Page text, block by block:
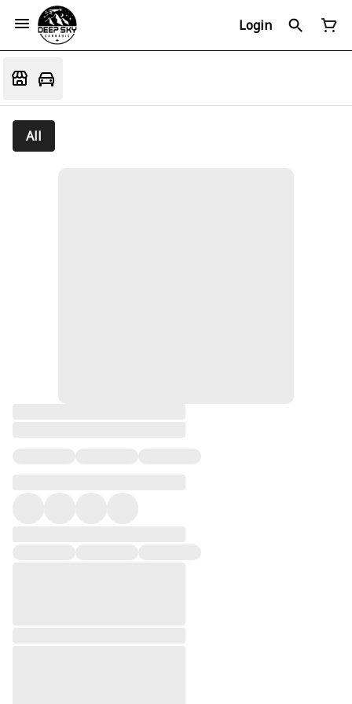
Login
All